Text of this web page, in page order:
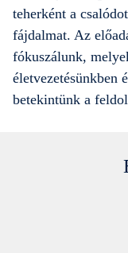
teherként a
fájdalmat. Az
fókuszálunk,
életvezetésünkben
betekintünk a